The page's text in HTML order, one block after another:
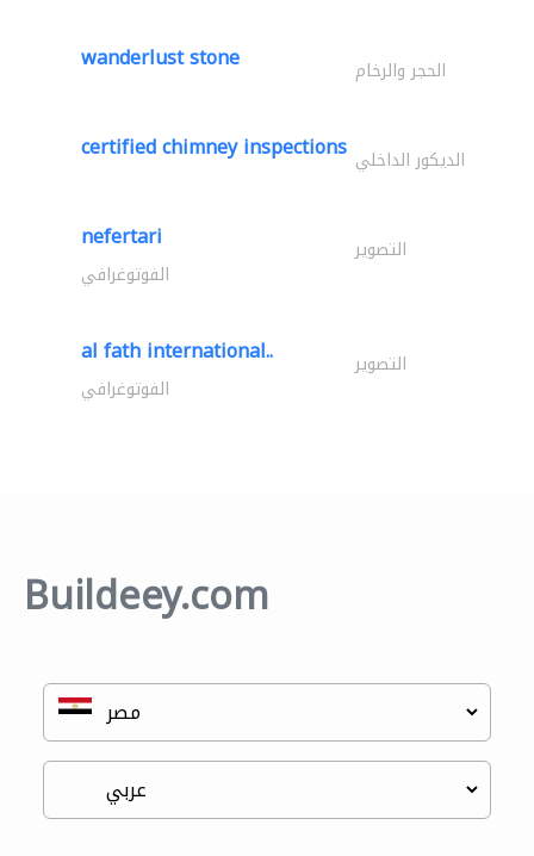
wanderlust stone الحجر والرخام
certified chimney inspections الديكور الداخلي
nefertari التصوير
الفوتوغرافي
al fath international.. التصوير
الفوتوغرافي
Buildeey.com